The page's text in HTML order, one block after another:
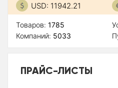
USD: 11942.21
Товаров: 1785
Компаний: 5033
ПРАЙС-ЛИСТЫ